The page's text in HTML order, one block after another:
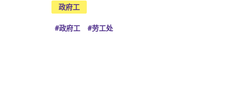
政府工
#政府工 #劳工处